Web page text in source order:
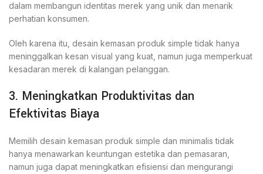
dalam membangun identitas merek yang unik dan menarik
perhatian konsumen.
Oleh karena itu, desain kemasan produk simple tidak hanya
meninggalkan kesan visual yang kuat, namun juga memperkuat
kesadaran merek di kalangan pelanggan.
3. Meningkatkan Produktivitas dan
Efektivitas Biaya
Memilih desain kemasan produk simple dan minimalis tidak
hanya menawarkan keuntungan estetika dan pemasaran,
namun juga dapat meningkatkan efisiensi dan mengurangi